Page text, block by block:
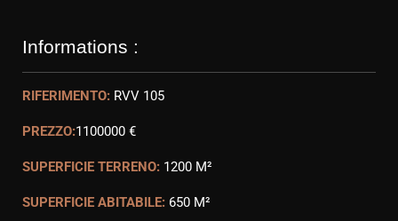
Informations :
RIFERIMENTO: RVV 105
PREZZO:1100000 €
SUPERFICIE TERRENO: 1200 M²
SUPERFICIE ABITABILE: 650 M²